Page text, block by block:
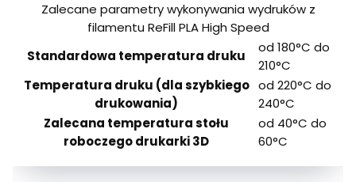
Zalecane parametry wykonywania wydruków z
filamentu ReFill PLA High Speed
Standardowa temperatura druku
od 180°C do
210°C
Temperatura druku (dla szybkiego
drukowania)
od 220°C do
240°C
Zalecana temperatura stołu
roboczego drukarki 3D
od 40°C do
60°C